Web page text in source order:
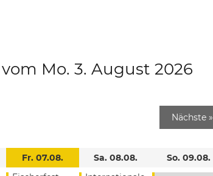
Mo. 3. August 2026
Nächste »
Fr. 07.08.
Sa. 08.08.
So. 09.08.